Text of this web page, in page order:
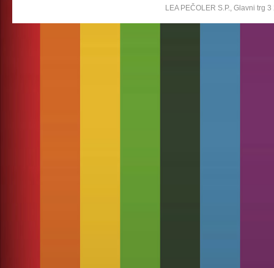
LEA PEČOLER S.P., Glavni trg